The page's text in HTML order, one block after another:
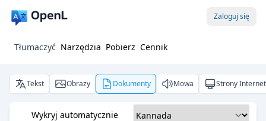
Zaloguj się
Tłumaczyć Narzędzia Pobierz Cennik
Tekst Obrazy Dokumenty Mowa Strony
Wykryj automatycznie